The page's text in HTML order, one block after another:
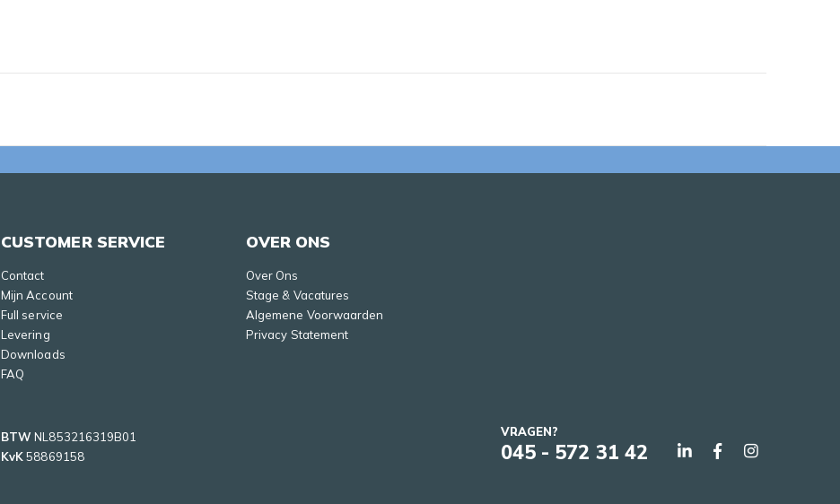
CUSTOMER SERVICE
Contact
Mijn Account
Full service
Levering
Downloads
FAQ
BTW NL853216319B01
KvK58869158
OVER ONS
Over Ons
Stage & Vacatures
Algemene Voorwaarden
Privacy Statement
VRAGEN?
045 - 572 31 42